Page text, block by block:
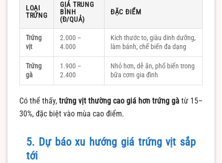
LOẠI
TRỨNG
GIÁ TRUNG
BÌNH
(Đ/QUẢ)
ĐẶC ĐIỂM
Trứng
vịt
2.000 –
4.000
Kích thước to, giàu dinh dưỡng,
làm bánh, chế biến đa dạng
Trứng
gà
1.900 –
2.400
Nhỏ hơn, dễ ăn, phổ biến trong
bữa cơm gia đình
Có thể thấy, trứng vịt thường cao giá hơn trứng gà từ 15–
30%, đặc biệt vào mùa cao điểm.
5. Dự báo xu hướng giá trứng vịt sắp
tới